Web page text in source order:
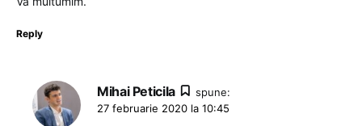
Reply
Mihai Peticila
spune:
27 februarie 2020 la 10:45